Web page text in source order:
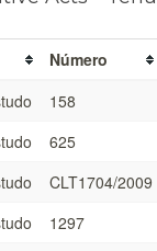
Número
158
625
CLT1704/2009
1297